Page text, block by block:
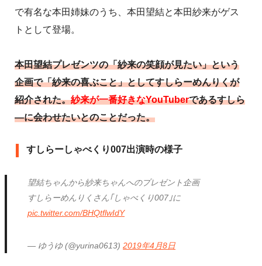
で有名な本田姉妹のうち、本田望結と本田紗来がゲス
トとして登場。
本田望結プレゼンツの「紗来の笑顔が見たい」という
企画で「紗来の喜ぶこと」としてすしらーめんりくが
紹介された。紗来が一番好きなYouTuberであるすしら
―に会わせたいとのことだった。
すしらーしゃべくり007出演時の様子
望結ちゃんから紗来ちゃんへのプレゼント企画
すしらーめんりくさん｢しゃべくり007｣に
pic.twitter.com/BHQtflwIdY
— ゆうゆ (@yurina0613)2019年4月8日